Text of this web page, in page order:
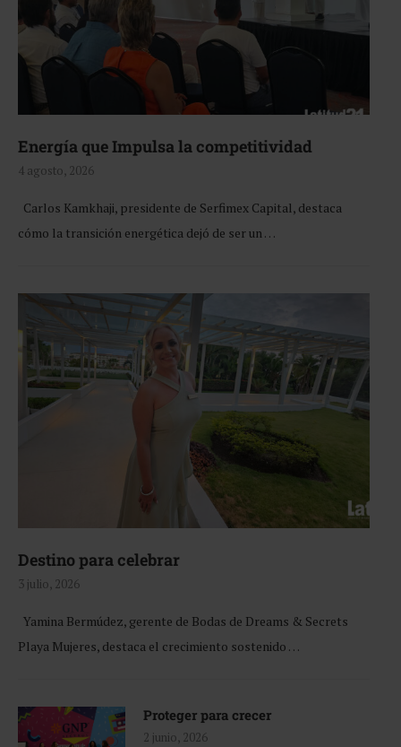
Energía que Impulsa la competitividad
4 agosto, 2026
Carlos Kamkhaji, presidente de Serfimex Capital, destaca
cómo la transición energética dejó de ser un …
Destino para celebrar
3 julio, 2026
Yamina Bermúdez, gerente de Bodas de Dreams & Secrets
Playa Mujeres, destaca el crecimiento sostenido …
Proteger para crecer
2 junio, 2026